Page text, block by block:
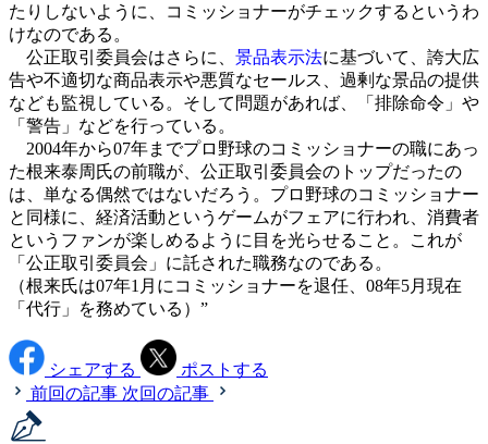
たりしないように、コミッショナーがチェックするというわ
けなのである。
公正取引委員会はさらに、 景品表示法に基づいて、誇大広
告や不適切な商品表示や悪質なセールス、過剰な景品の提供
なども監視している。そして問題があれば、「排除命令」や
「警告」などを行っている。
2004年から07年までプロ野球のコミッショナーの職にあっ
た根来泰周氏の前職が、公正取引委員会のトップだったの
は、単なる偶然ではないだろう。プロ野球のコミッショナー
と同様に、経済活動というゲームがフェアに行われ、消費者
というファンが楽しめるように目を光らせること。これが
「公正取引委員会」に託された職務なのである。
（根来氏は07年1月にコミッショナーを退任、08年5月現在
「代行」を務めている）”
シェアする
ポストする
前回の記事 次回の記事